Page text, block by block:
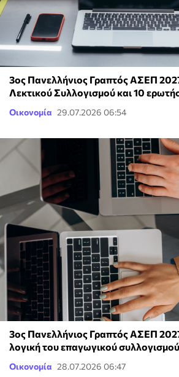
3ος Πανελλήνιος Γραπτός ΑΣΕΠ
Λεκτικού Συλλογισμού και 10
Οικονομία 29.07.2026 06:54
3ος Πανελλήνιος Γραπτός ΑΣΕΠ
λογική του επαγωγικού συλλογισμού
Οικονομία 28.07.2026 06:47